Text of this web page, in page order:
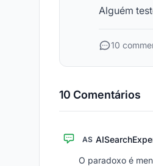
Alguém
10
10 Comentários
AS
O paradoxo é